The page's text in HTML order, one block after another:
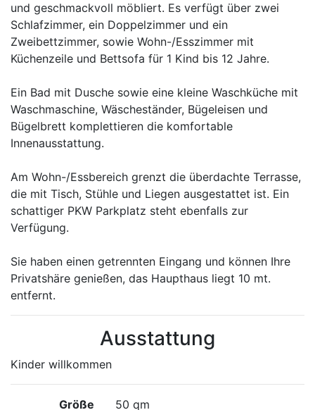
und geschmackvoll möbliert. Es verfügt über zwei
Schlafzimmer, ein Doppelzimmer und ein
Zweibettzimmer, sowie Wohn-/Esszimmer mit
Küchenzeile und Bettsofa für 1 Kind bis 12 Jahre.
Ein Bad mit Dusche sowie eine kleine Waschküche mit
Waschmaschine, Wäscheständer, Bügeleisen und
Bügelbrett komplettieren die komfortable
Innenausstattung.
Am Wohn-/Essbereich grenzt die überdachte Terrasse,
die mit Tisch, Stühle und Liegen ausgestattet ist. Ein
schattiger PKW Parkplatz steht ebenfalls zur
Verfügung.
Sie haben einen getrennten Eingang und können Ihre
Privatshäre genießen, das Haupthaus liegt 10 mt.
entfernt.
Ausstattung
Kinder willkommen
Größe 50 qm